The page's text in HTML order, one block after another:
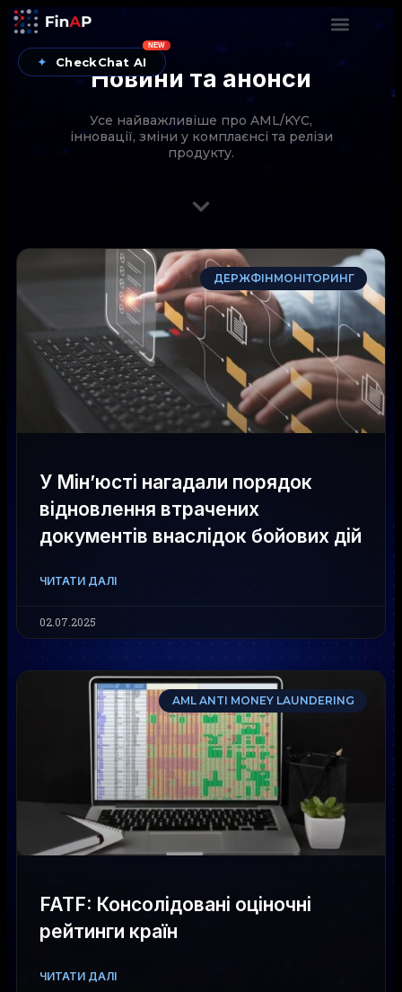
✦ CheckChat AI
NEW
Новини та анонси
Усе найважливіше про AML/KYC,
інновації, зміни у комплаєнсі та релізи
продукту.
ДЕРЖФІНМОНІТОРИНГ
У Мін’юсті нагадали порядок
відновлення втрачених
документів внаслідок бойових дій
ЧИТАТИ ДАЛІ
02.07.2025
AML ANTI MONEY LAUNDERING
FATF: Консолідовані оціночні
рейтинги країн
ЧИТАТИ ДАЛІ